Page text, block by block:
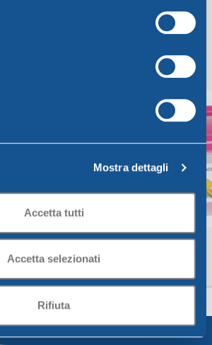
Mostra dettagli
Accetta tutti
Accetta selezionati
Rifiuta
anche
CONTENITORE
2,44€